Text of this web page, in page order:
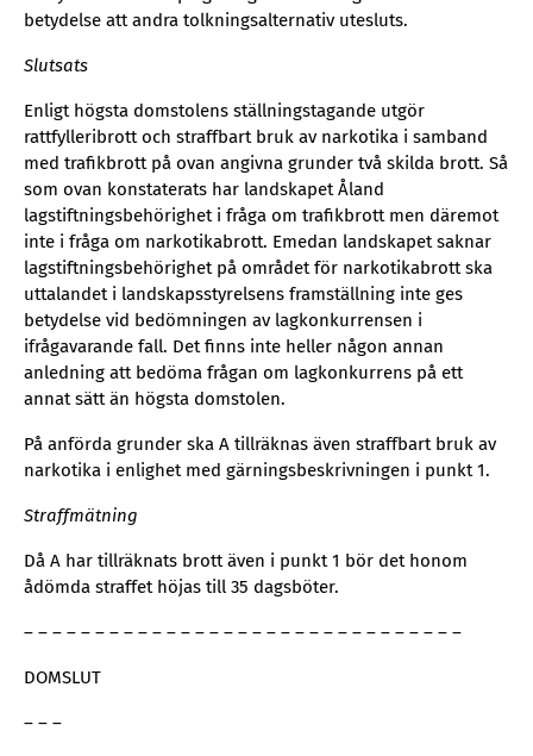
betydelse att andra tolkningsalternativ utesluts.
Slutsats
Enligt högsta domstolens ställningstagande utgör
rattfylleribrott och straffbart bruk av narkotika i samband
med trafikbrott på ovan angivna grunder två skilda brott. Så
som ovan konstaterats har landskapet Åland
lagstiftningsbehörighet i fråga om trafikbrott men däremot
inte i fråga om narkotikabrott. Emedan landskapet saknar
lagstiftningsbehörighet på området för narkotikabrott ska
uttalandet i landskapsstyrelsens framställning inte ges
betydelse vid bedömningen av lagkonkurrensen i
ifrågavarande fall. Det finns inte heller någon annan
anledning att bedöma frågan om lagkonkurrens på ett
annat sätt än högsta domstolen.
På anförda grunder ska A tillräknas även straffbart bruk av
narkotika i enlighet med gärningsbeskrivningen i punkt 1.
Straffmätning
Då A har tillräknats brott även i punkt 1 bör det honom
ådömda straffet höjas till 35 dagsböter.
– – – – – – – – – – – – – – – – – – – – – – – – – – – – – – –
DOMSLUT
– – –